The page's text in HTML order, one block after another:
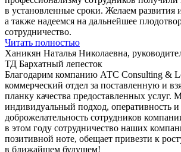
в установленные сроки. Желаем развития
а также надеемся на дальнейшее
сотрудничество.
Читать полностью
Ханикян Наталья Николаевна,
ТД Бархатный лепесток
Благодарим компанию АТС Consulting &
коммерческий отдел за поставленную и
планку качества предоставленных
индивидуальный подход, оперативность
доброжелательность сотрудников
в этом году сотрудничество наших
позитивной ноте, обещает привезти к
в ближайшем будущем!